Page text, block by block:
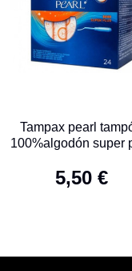
Tampax pearl
100%algodón super
5,50 €